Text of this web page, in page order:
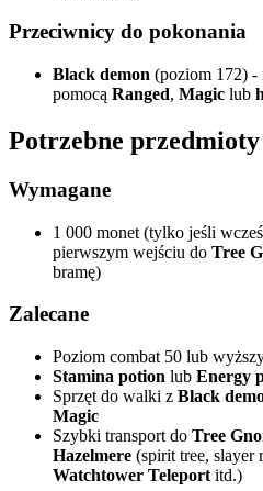
Przeciwnicy do pokonania
Black demon (poziom 172) -
pomocą Ranged, Magic lub
Potrzebne przedmioty
Wymagane
1 000 monet (tylko jeśli
pierwszym wejściu do Tree
bramę)
Zalecane
Poziom combat 50 lub
Stamina potion lub Energy
Sprzęt do walki z Black
Magic
Szybki transport do Tree
Hazelmere (spirit tree,
Watchtower Teleport itd.)